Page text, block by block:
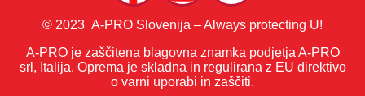
© 2023 A-PRO Slovenija – Always protecting U!
A-PRO je zaščitena blagovna znamka podjetja A-PRO
srl, Italija. Oprema je skladna in regulirana z EU direktivo
o varni uporabi in zaščiti.